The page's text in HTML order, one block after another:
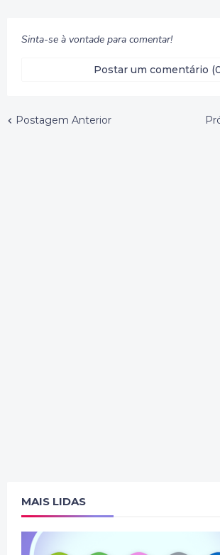
Sinta-se à vontade para comentar!
Postar um comentário
Postagem Anterior
MAIS LIDAS